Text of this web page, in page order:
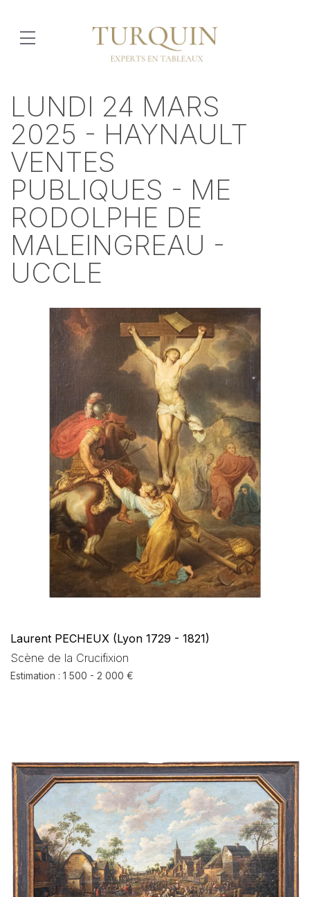
LUNDI 24 MARS
2025 - HAYNAULT
VENTES
PUBLIQUES - ME
RODOLPHE DE
MALEINGREAU -
UCCLE
Laurent PECHEUX (Lyon 1729 - 1821)
Scène de la Crucifixion
Estimation : 1 500 - 2 000 €